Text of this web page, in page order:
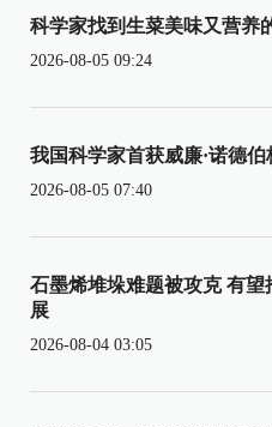
科学家找到生菜美味又营养
2026-08-05 09:24
我国科学家首获威廉·诺德伯
2026-08-05 07:40
石墨烯堆垛难题被攻克 有
展
2026-08-04 03:05